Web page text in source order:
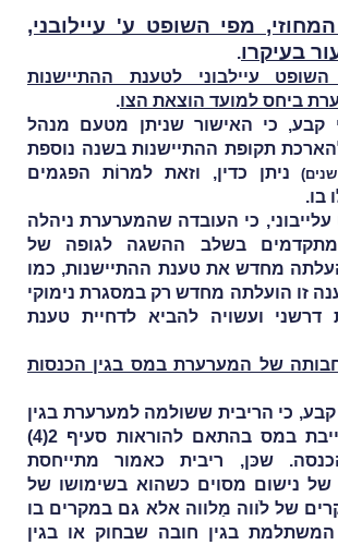
מפי השופט ע' עיילובני,
בעיקרו.
עיילבוני לטענת ההתיישנות
ביחס למועד הוצאת הצו.
קבע, כי האישור שניתן מטעם מנהל
תקופת ההתיישנות בשנה נוספת
ניתן כדין, וזאת למרוֹת הפגמים
בו.
כי העובדה שהמערערת ניהלה
בשלב ההשגה לגופה של
מחדש את טענת ההתיישנות, כמו
זו הועלתה מחדש רק במסגרת נימוקי
דרשני ועשויה להביא לדחיית טענת
של המערערת במס בגין הכנסות
קבע, כי הריבית ששולמה למערערת בגין
החוב הפסוק חייבת במס בהתאם להוראות סעיף 2(4)
שכּן, ריבית כאמור מתייחסת
נישום מסוים כשהוא בשימושו של
של לֹווה מַלווה אלא גם במקרים בו
המשתלמת בגין חובה שבחוק או בגין